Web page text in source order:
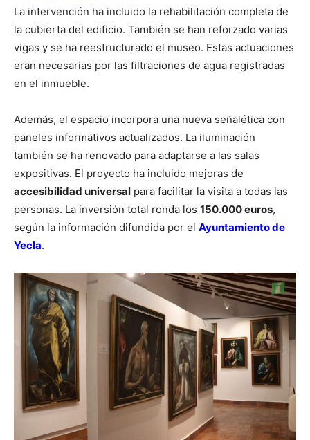
La intervención ha incluido la rehabilitación completa de
la cubierta del edificio. También se han reforzado varias
vigas y se ha reestructurado el museo. Estas actuaciones
eran necesarias por las filtraciones de agua registradas
en el inmueble.
Además, el espacio incorpora una nueva señalética con
paneles informativos actualizados. La iluminación
también se ha renovado para adaptarse a las salas
expositivas. El proyecto ha incluido mejoras de
accesibilidad universal para facilitar la visita a todas las
personas. La inversión total ronda los 150.000 euros,
según la información difundida por el Ayuntamiento de
Yecla.